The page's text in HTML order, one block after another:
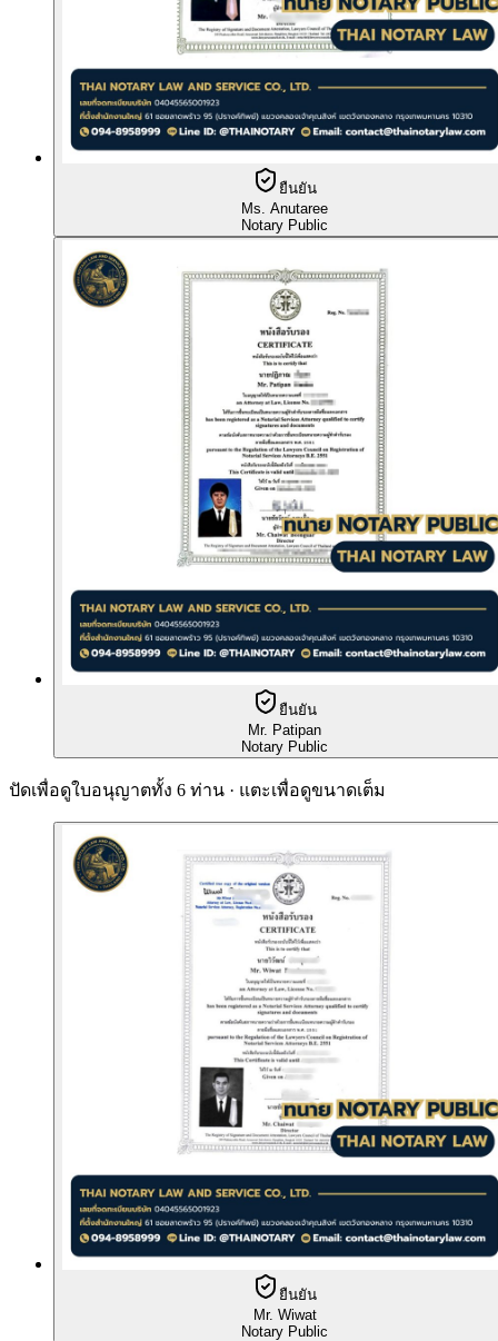
ยืนยัน
Ms. Anutaree
Notary Public
ยืนยัน
Mr. Patipan
Notary Public
ปัดเพื่อดูใบอนุญาตทั้ง 6 ท่าน · แตะเพื่อดูขนาดเต็ม
ยืนยัน
Mr. Wiwat
Notary Public